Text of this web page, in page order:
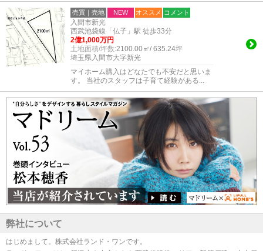
売買｜売地 NEW オススメ コメント
入間市新光
西武池袋線「仏子」駅 徒歩33分
2億1,000万円
土地面積/坪数:2100.00㎡/ 635.24坪
埼玉県入間市大字新光
マイホーム購入はどなたでも不安だと思いま
す。 当社のスタッフは子育て経験がある...
弊社について
はじめまして。株式会社ランド・ワンです。